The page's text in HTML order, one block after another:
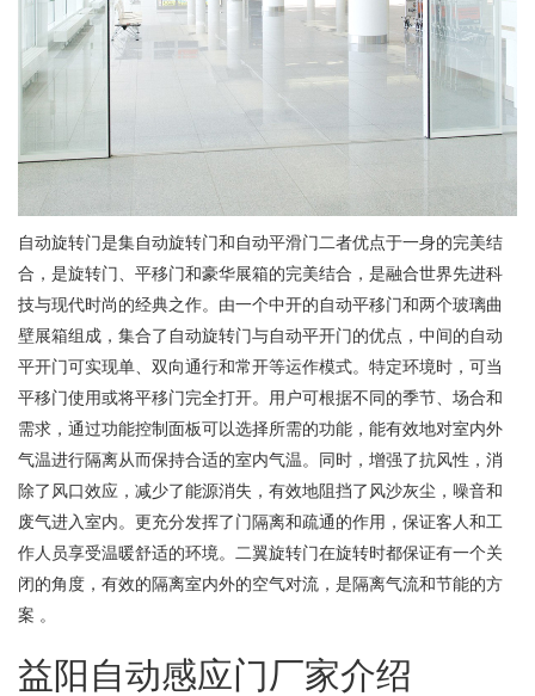
自动旋转门是集自动旋转门和自动平滑门二者优点于一身的完美结
合，是旋转门、平移门和豪华展箱的完美结合，是融合世界先进科
技与现代时尚的经典之作。由一个中开的自动平移门和两个玻璃曲
壁展箱组成，集合了自动旋转门与自动平开门的优点，中间的自动
平开门可实现单、双向通行和常开等运作模式。特定环境时，可当
平移门使用或将平移门完全打开。用户可根据不同的季节、场合和
需求，通过功能控制面板可以选择所需的功能，能有效地对室内外
气温进行隔离从而保持合适的室内气温。同时，增强了抗风性，消
除了风口效应，减少了能源消失，有效地阻挡了风沙灰尘，噪音和
废气进入室内。更充分发挥了门隔离和疏通的作用，保证客人和工
作人员享受温暖舒适的环境。二翼旋转门在旋转时都保证有一个关
闭的角度，有效的隔离室内外的空气对流，是隔离气流和节能的方
案 。
益阳自动感应门厂家介绍